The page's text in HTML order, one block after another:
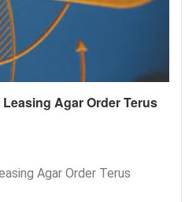
Agar Order Terus
Agar Order Terus